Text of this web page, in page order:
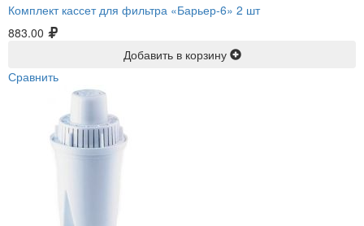
Комплект кассет для фильтра «Барьер-6» 2 шт
883.00
Добавить в корзину
Сравнить